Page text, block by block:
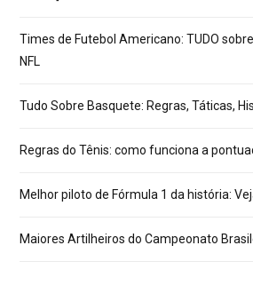
Times de Futebol Americano: TUDO
NFL
Tudo Sobre Basquete: Regras, Táticas,
Regras do Tênis: como funciona a
Melhor piloto de Fórmula 1 da história:
Maiores Artilheiros do Campeonato